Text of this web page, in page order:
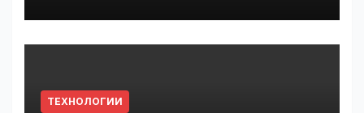
ТЕХНОЛОГИИ